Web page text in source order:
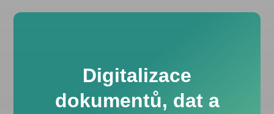
Digitalizace
dokumentů, dat a